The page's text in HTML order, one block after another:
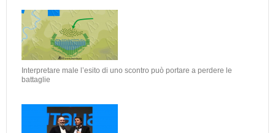
Interpretare male l’esito di uno scontro può portare a perdere le
battaglie